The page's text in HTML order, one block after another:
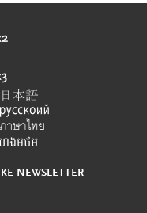
NEWSLETTER